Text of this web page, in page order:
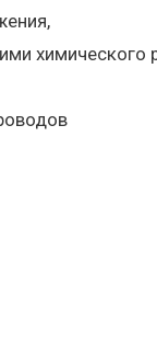
химического